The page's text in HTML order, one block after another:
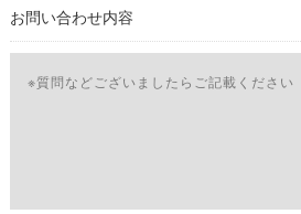
お問い合わせ内容